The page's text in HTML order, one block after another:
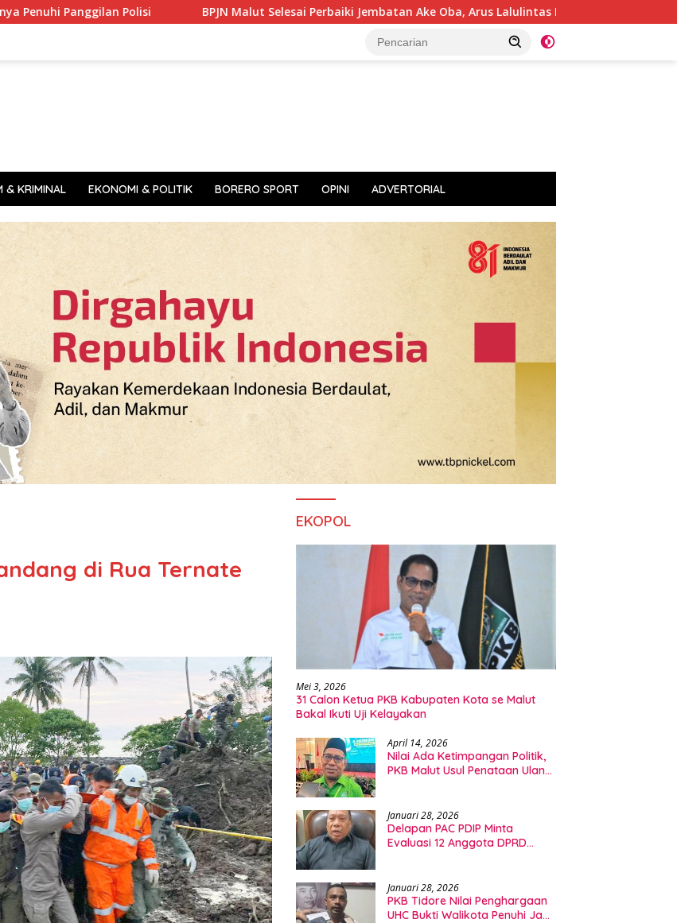
Polisi BPJN Malut Selesai Perbaiki Jembatan Ake Oba, Arus Lalulintas Kembali Normal
& KRIMINAL EKONOMI & POLITIK BORERO SPORT OPINI ADVERTORIAL
di Rua Ternate
EKOPOL
Mei 3, 2026
31 Calon Ketua PKB Kabupaten Kota se Malut
Bakal Ikuti Uji Kelayakan
April 14, 2026
Nilai Ada Ketimpangan Politik,
PKB Malut Usul Penataan Ulang
Januari 28, 2026
Delapan PAC PDIP Minta
Evaluasi 12 Anggota DPRD
Januari 28, 2026
PKB Tidore Nilai Penghargaan
UHC Bukti Walikota Penuhi Janji